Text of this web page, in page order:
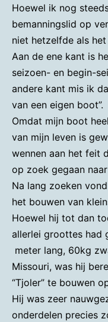
Hoewel ik nog
bemanningslid op
niet hetzelfde als
Aan de ene kant is
seizoen- en begin-
andere kant mis ik
van een eigen boot”.
Omdat mijn boot
van mijn leven is
wennen aan het feit
op zoek gegaan
Na lang zoeken
het bouwen van
Hoewel hij tot dan
allerlei groottes had
meter lang, 60kg
Missouri, was hij
“Tjoler” te bouwen
Hij was zeer
onderdelen precies